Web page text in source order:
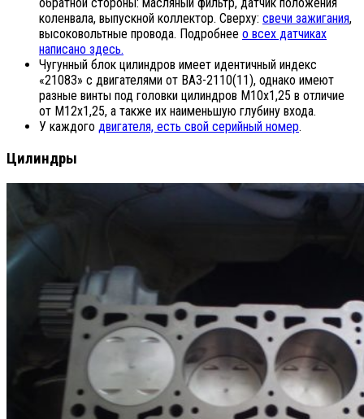
коленвала, выпускной коллектор. Сверху: свечи зажигания,
высоковольтные провода. Подробнее о всех датчиках
написано здесь.
Чугунный блок цилиндров имеет идентичный индекс
«21083» с двигателями от ВАЗ-2110(11), однако имеют
разные винты под головки цилиндров М10х1,25 в отличие
от М12х1,25, а также их наименьшую глубину входа.
У каждого двигателя, есть свой серийный номер.
Цилиндры